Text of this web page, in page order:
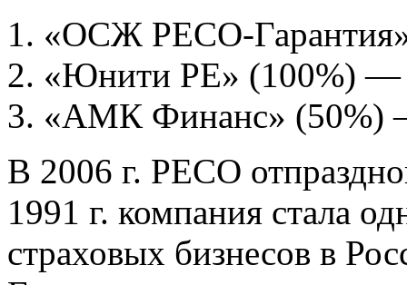
«ОСЖ РЕСО-
«Юнити РЕ» (100%) —
«АМК Финанс» (50%)
В 2006 г. РЕСО
1991 г. компания стала
страховых бизнесов в